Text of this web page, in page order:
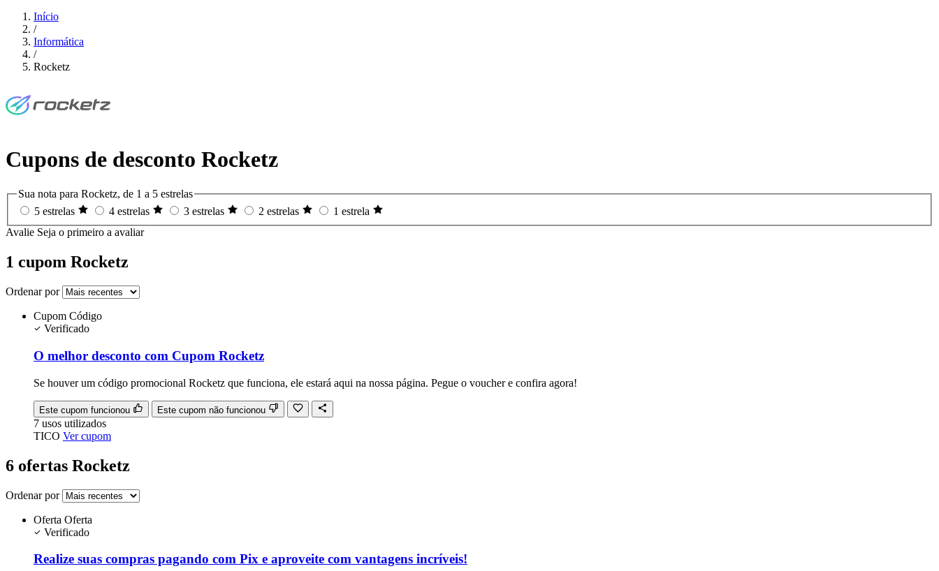
Início
/
Informática
/
Rocketz
Cupons de desconto Rocketz
Sua nota para Rocketz, de 1 a 5 estrelas
5 estrelas
4 estrelas 3 estrelas 2 estrelas
1 estrela
Avalie Seja o primeiro a avaliar
1 cupom Rocketz
Ordenar por
Cupom Código
Verificado
O melhor desconto com Cupom Rocketz
Se houver um código promocional Rocketz que funciona, ele estará aqui na nossa página. Pegue o voucher e confira agora!
Este cupom funcionou Este cupom não funcionou
7 usos utilizados
TICO Ver cupom
6 ofertas Rocketz
Ordenar por
Oferta Oferta
Verificado
Realize suas compras pagando com Pix e aproveite com vantagens incríveis!